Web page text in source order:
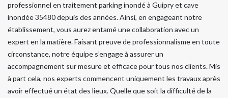
professionnel en traitement parking inondé à Guipry et cave
inondée 35480 depuis des années. Ainsi, en engageant notre
établissement, vous aurez entamé une collaboration avec un
expert en la matière. Faisant preuve de professionnalisme en toute
circonstance, notre équipe s’engage à assurer un
accompagnement sur mesure et efficace pour tous nos clients. Mis
à part cela, nos experts commencent uniquement les travaux après
avoir effectué un état des lieux. Quelle que soit la difficulté de la